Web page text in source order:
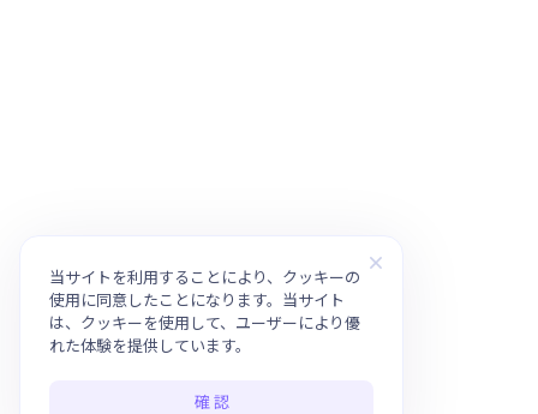
当サイトを利用することにより、クッキーの
使用に同意したことになります。当サイト
は、クッキーを使用して、ユーザーにより優
れた体験を提供しています。
確 認